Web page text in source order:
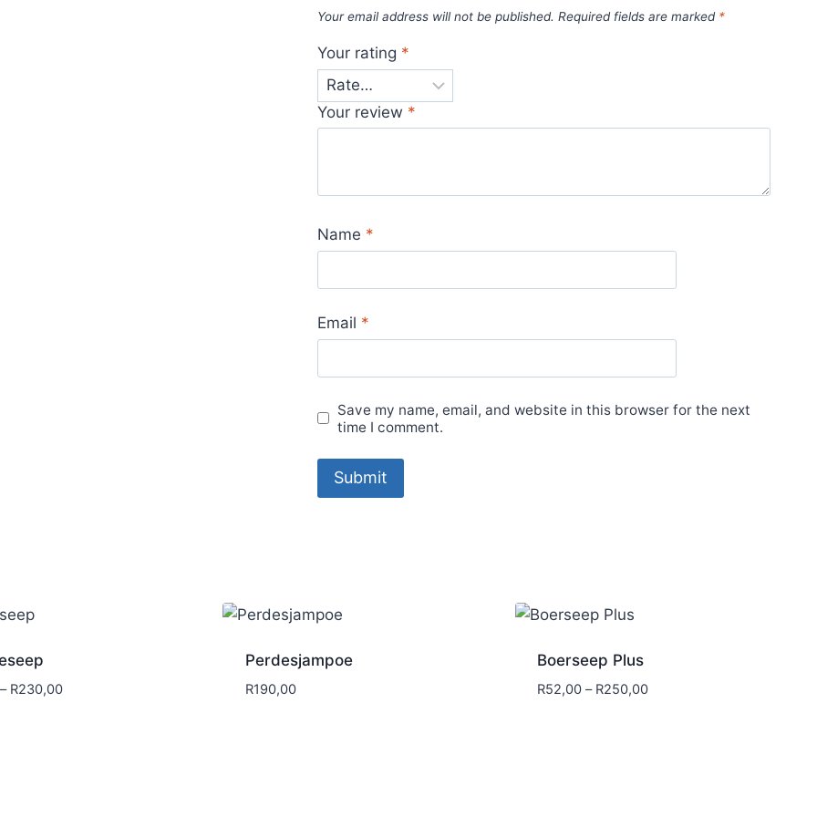
Your email address will not be published. Required fields are marked *
Your rating *
Your review *
Name *
Email *
Save my name, email, and website in this browser for the next
time I comment.
– R230,00Price
Perdesjampoe
R190,00
Boerseep Plus
R52,00 – R250,00Price